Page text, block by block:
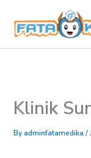
content
Klinik
Byadminfatamedika/